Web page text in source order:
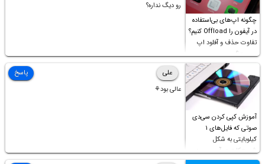
چگونه اپ‌های بی‌استفاده
در آیفون را Offload کنیم؟
تفاوت حذف و آفلود اپ
چیست؟
رو دیگ نداره؟
آموزش کپی کردن سی‌دی
صوتی که فایل‌های ۱
کیلوبایتی به شکل
شورت‌کات در آن موجود
است!
علی
عالی بود⚘
پاسخ